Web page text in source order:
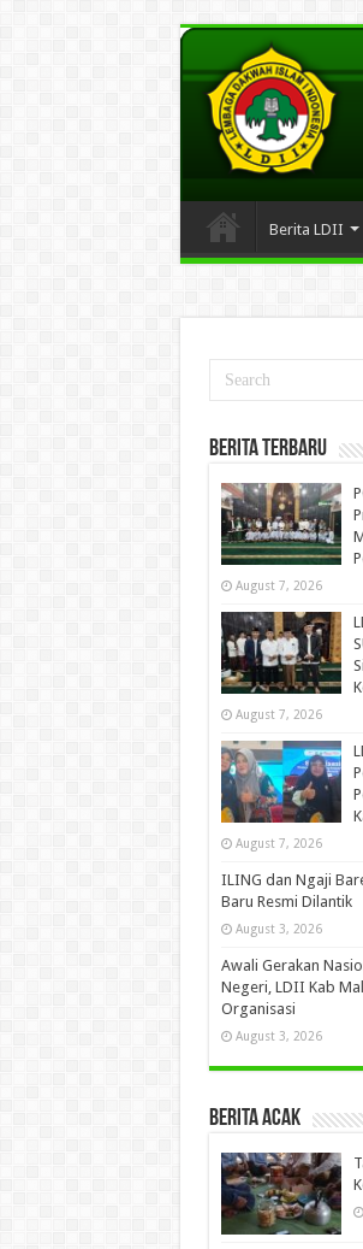
Berita LDII
Berita Terbaru
August 7, 2026
August 7, 2026
August 7, 2026
ILING dan Ngaji
Baru Resmi Dilantik
August 3, 2026
Awali Gerakan
Negeri, LDII Kab
Organisasi
August 3, 2026
Berita Acak